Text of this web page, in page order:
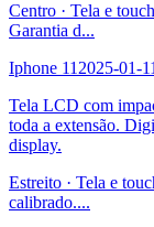
Centro · Tela e
Garantia d...
Iphone 11 2025-01-11
Tela LCD com
toda a extensão.
display.
Estreito · Tela e
calibrado....